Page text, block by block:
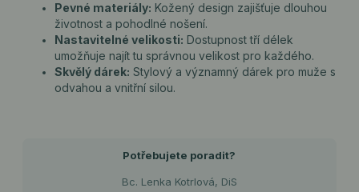
Pevné materiály: Kožený design zajišťuje dlouhou
životnost a pohodlné nošení.
Nastavitelné velikosti: Dostupnost tří délek
umožňuje najít tu správnou velikost pro každého.
Skvělý dárek: Stylový a významný dárek pro muže s
odvahou a vnitřní silou.
Potřebujete poradit?
Bc. Lenka Kotrlová, DiS